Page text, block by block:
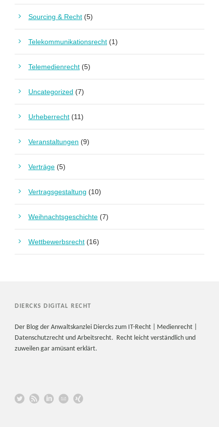
Sourcing & Recht (5)
Telekommunikationsrecht (1)
Telemedienrecht (5)
Uncategorized (7)
Urheberrecht (11)
Veranstaltungen (9)
Verträge (5)
Vertragsgestaltung (10)
Weihnachtsgeschichte (7)
Wettbewerbsrecht (16)
DIERCKS DIGITAL RECHT
Der Blog der Anwaltskanzlei Diercks zum IT-Recht | Medienrecht |
Datenschutzrecht und Arbeitsrecht. Recht leicht verständlich und
zuweilen gar amüsant erklärt.